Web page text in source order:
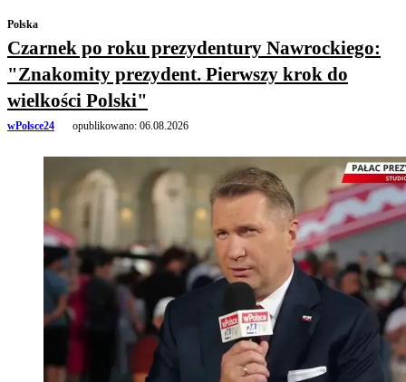
Polska
Czarnek po roku prezydentury Nawrockiego:
"Znakomity prezydent. Pierwszy krok do
wielkości Polski"
wPolsce24 opublikowano: 06.08.2026